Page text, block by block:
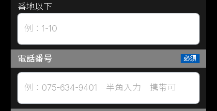
番地以下
例：1-10
電話番号
例：075-634-9401 半角入力 携帯可